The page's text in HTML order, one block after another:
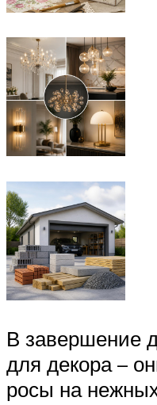
В завершение
для декора –
росы на